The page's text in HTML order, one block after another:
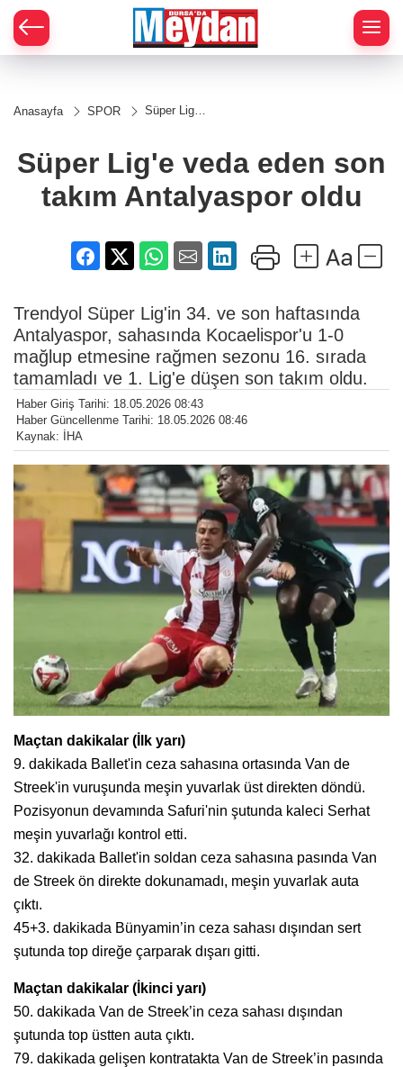
Anasayfa SPOR
Süper Lig'e
Antalyaspor
oldu
Süper Lig'e veda eden son
takım Antalyaspor oldu
Trendyol Süper Lig'in 34. ve son haftasında
Antalyaspor, sahasında Kocaelispor'u 1-0
mağlup etmesine rağmen sezonu 16. sırada
tamamladı ve 1. Lig'e düşen son takım oldu.
Haber Giriş Tarihi: 18.05.2026 08:43
Haber Güncellenme Tarihi: 18.05.2026 08:46
Kaynak: İHA
Maçtan dakikalar (İlk yarı)
9. dakikada Ballet'in ceza sahasına ortasında Van de
Streek'in vuruşunda meşin yuvarlak üst direkten döndü.
Pozisyonun devamında Safuri'nin şutunda kaleci Serhat
meşin yuvarlağı kontrol etti.
32. dakikada Ballet'in soldan ceza sahasına pasında Van
de Streek ön direkte dokunamadı, meşin yuvarlak auta
çıktı.
45+3. dakikada Bünyamin’in ceza sahası dışından sert
şutunda top direğe çarparak dışarı gitti.
Maçtan dakikalar (İkinci yarı)
50. dakikada Van de Streek’in ceza sahası dışından
şutunda top üstten auta çıktı.
79. dakikada gelişen kontratakta Van de Streek’in pasında